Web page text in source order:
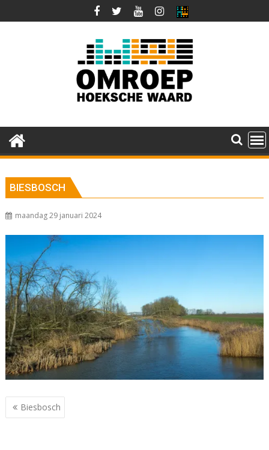
naar
BIESBOSCH
maandag 29 januari 2024
Berichtnavigatie
Biesbosch